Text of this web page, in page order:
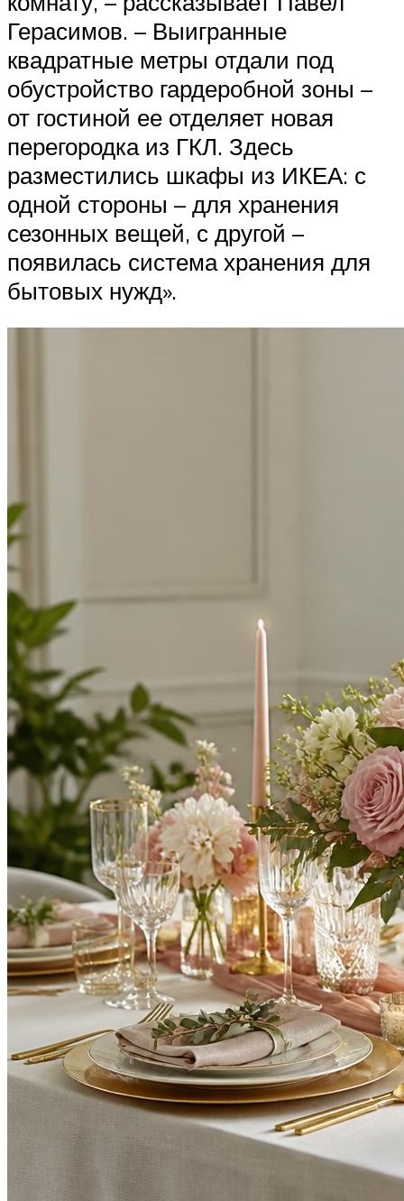
Герасимов. – Выигранные
квадратные метры отдали под
обустройство гардеробной зоны –
от гостиной ее отделяет новая
перегородка из ГКЛ. Здесь
разместились шкафы из ИКЕА: с
одной стороны – для хранения
сезонных вещей, с другой –
появилась система хранения для
бытовых нужд».